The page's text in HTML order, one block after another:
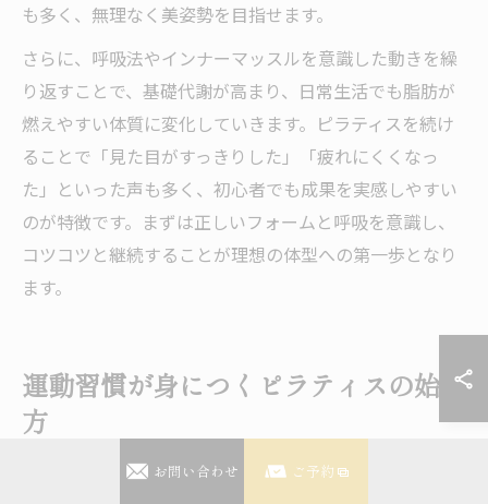
も多く、無理なく美姿勢を目指せます。
さらに、呼吸法やインナーマッスルを意識した動きを繰
り返すことで、基礎代謝が高まり、日常生活でも脂肪が
燃えやすい体質に変化していきます。ピラティスを続け
ることで「見た目がすっきりした」「疲れにくくなっ
た」といった声も多く、初心者でも成果を実感しやすい
のが特徴です。まずは正しいフォームと呼吸を意識し、
コツコツと継続することが理想の体型への第一歩となり
ます。
運動習慣が身につくピラティスの始め
方
お問い合わせ ご予約